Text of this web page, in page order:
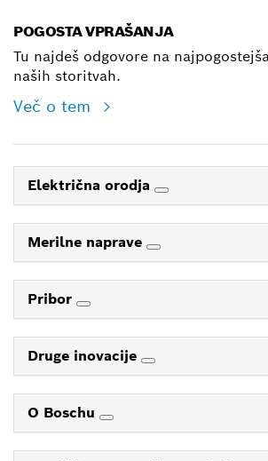
POGOSTA VPRAŠANJA
Tu najdeš odgovore na
naših storitvah.
Več o tem
Električna orodja
Merilne naprave
Pribor
Druge inovacije
O Boschu